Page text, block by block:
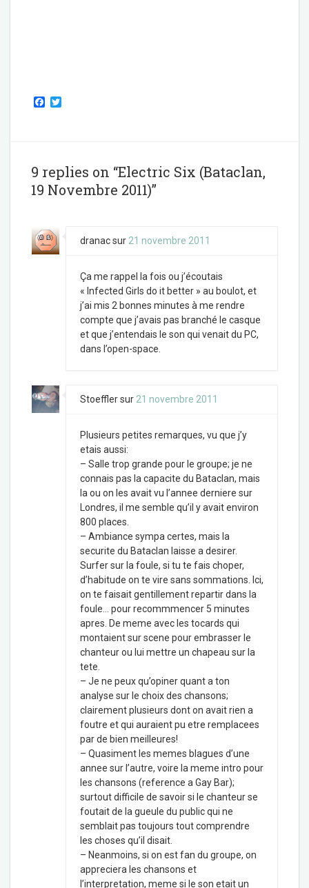
F
o
k
r
9 replies on “Electric Six (Bataclan,
19 Novembre 2011)”
dranacsur 21 novembre 2011
Ça me rappel la fois ou j’écoutais
« Infected Girls do it better » au boulot, et
j’ai mis 2 bonnes minutes à me rendre
compte que j’avais pas branché le casque
et que j’entendais le son qui venait du PC,
dans l’open-space.
Stoefflersur 21 novembre 2011
Plusieurs petites remarques, vu que j’y
etais aussi:
– Salle trop grande pour le groupe; je ne
connais pas la capacite du Bataclan, mais
la ou on les avait vu l’annee derniere sur
Londres, il me semble qu’il y avait environ
800 places.
– Ambiance sympa certes, mais la
securite du Bataclan laisse a desirer.
Surfer sur la foule, si tu te fais choper,
d’habitude on te vire sans sommations. Ici,
on te faisait gentillement repartir dans la
foule… pour recommmencer 5 minutes
apres. De meme avec les tocards qui
montaient sur scene pour embrasser le
chanteur ou lui mettre un chapeau sur la
tete.
– Je ne peux qu’opiner quant a ton
analyse sur le choix des chansons;
clairement plusieurs dont on avait rien a
foutre et qui auraient pu etre remplacees
par de bien meilleures!
– Quasiment les memes blagues d’une
annee sur l’autre, voire la meme intro pour
les chansons (reference a Gay Bar);
surtout difficile de savoir si le chanteur se
foutait de la gueule du public qui ne
semblait pas toujours tout comprendre
les choses qu’il disait.
– Neanmoins, si on est fan du groupe, on
appreciera les chansons et
l’interpretation, meme si le son etait un